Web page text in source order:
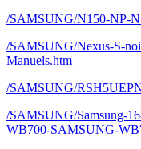
/SAMSUNG/N150-NP-
/SAMSUNG/Nexus-S-
Manuels.htm
/SAMSUNG/
/SAMSUNG/Samsung-
WB700-SAMSUNG-